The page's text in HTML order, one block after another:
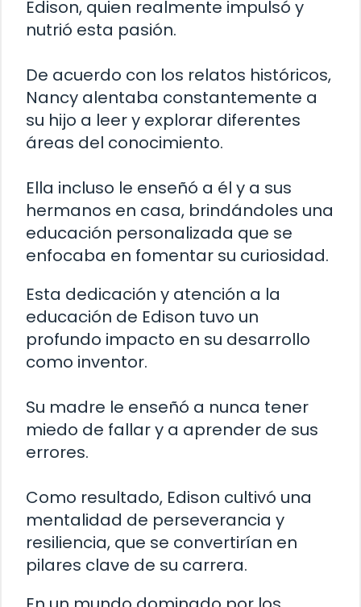
Edison, quien realmente impulsó y
nutrió esta pasión.
De acuerdo con los relatos históricos,
Nancy alentaba constantemente a
su hijo a leer y explorar diferentes
áreas del conocimiento.
Ella incluso le enseñó a él y a sus
hermanos en casa, brindándoles una
educación personalizada que se
enfocaba en fomentar su curiosidad.
Esta dedicación y atención a la
educación de Edison tuvo un
profundo impacto en su desarrollo
como inventor.
Su madre le enseñó a nunca tener
miedo de fallar y a aprender de sus
errores.
Como resultado, Edison cultivó una
mentalidad de perseverancia y
resiliencia, que se convertirían en
pilares clave de su carrera.